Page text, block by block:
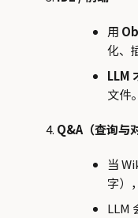
用
化、
LLM
文件。
Q&A（查询与
当
字）
LLM